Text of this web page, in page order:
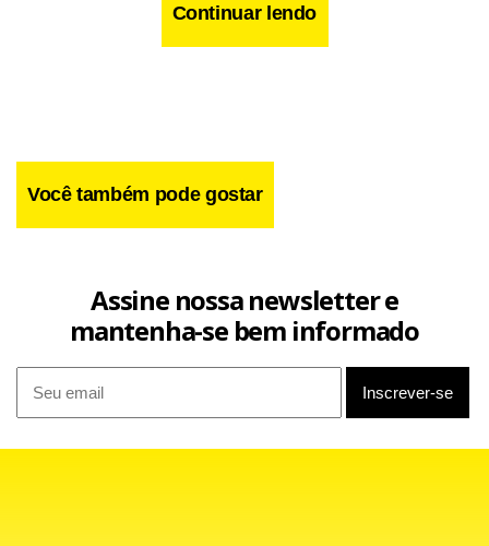
Leia também
implanon
Parque da Cidade
Continuar lendo
Você também pode gostar
Assine nossa newsletter e
mantenha-se bem informado